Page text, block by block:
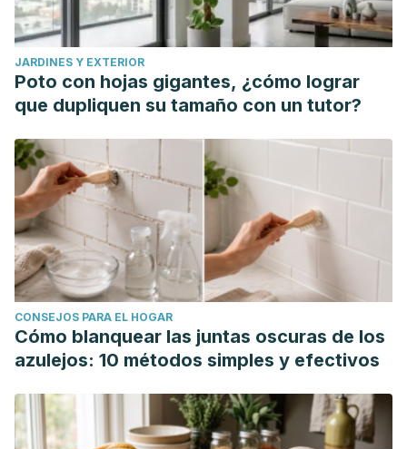
JARDINES Y EXTERIOR
Poto con hojas gigantes, ¿cómo lograr
que dupliquen su tamaño con un tutor?
CONSEJOS PARA EL HOGAR
Cómo blanquear las juntas oscuras de los
azulejos: 10 métodos simples y efectivos